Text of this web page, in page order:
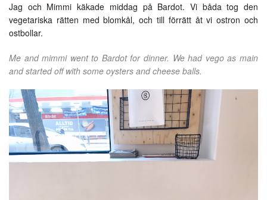
Jag och Mimmi käkade middag på Bardot. Vi båda tog den
vegetariska rätten med blomkål, och till förrätt åt vi ostron och
ostbollar.
Me and mimmi went to Bardot for dinner. We had vego as main
and started off with some oysters and cheese balls.